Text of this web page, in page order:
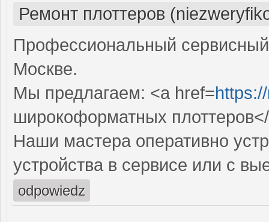
Ремонт плоттеров
Профессиональный
Москве.
Мы предлагаем: <a href=
широкоформатных
Наши мастера оперативно
устройства в сервисе или с
odpowiedz